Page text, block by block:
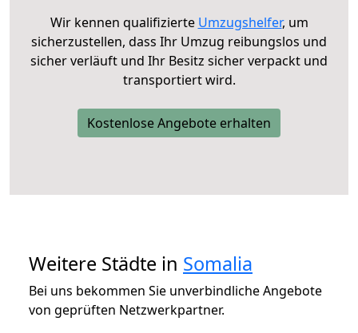
Wir kennen qualifizierte Umzugshelfer, um
sicherzustellen, dass Ihr Umzug reibungslos und
sicher verläuft und Ihr Besitz sicher verpackt und
transportiert wird.
Kostenlose Angebote erhalten
Weitere Städte in Somalia
Bei uns bekommen Sie unverbindliche Angebote
von geprüften Netzwerkpartner.